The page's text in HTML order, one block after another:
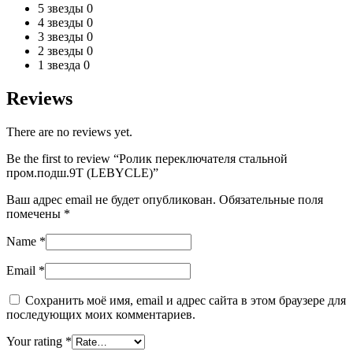
5 звезды 0
4 звезды 0
3 звезды 0
2 звезды 0
1 звезда 0
Reviews
There are no reviews yet.
Be the first to review “Ролик переключателя стальной
пром.подш.9T (LEBYCLE)”
Ваш адрес email не будет опубликован. Обязательные поля
помечены *
Name *
Email *
Сохранить моё имя, email и адрес сайта в этом браузере для
последующих моих комментариев.
Your rating *